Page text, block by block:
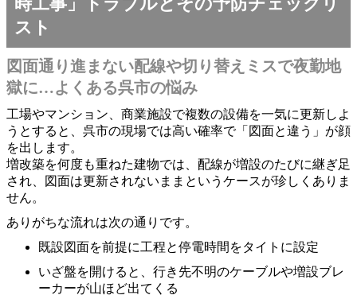
スト
図面通り進まない配線や切り替えミスで夜勤地
獄に…よくある呉市の悩み
工場やマンション、商業施設で複数の設備を一気に更新しよ
うとすると、呉市の現場では高い確率で「図面と違う」が顔
を出します。
増改築を何度も重ねた建物では、配線が増設のたびに継ぎ足
され、図面は更新されないままというケースが珍しくありま
せん。
ありがちな流れは次の通りです。
既設図面を前提に工程と停電時間をタイトに設定
いざ盤を開けると、行き先不明のケーブルや増設ブレ
ーカーが山ほど出てくる